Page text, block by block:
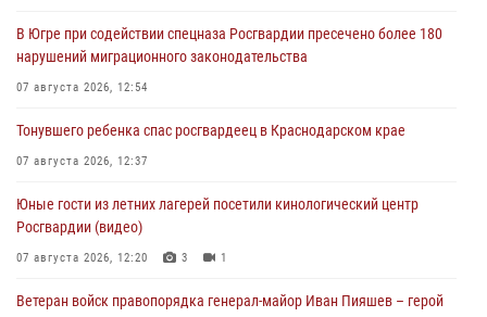
В Югре при содействии спецназа Росгвардии пресечено более 180
нарушений миграционного законодательства
07 августа 2026, 12:54
Тонувшего ребенка спас росгвардеец в Краснодарском крае
07 августа 2026, 12:37
Юные гости из летних лагерей посетили кинологический центр
Росгвардии (видео)
07 августа 2026, 12:20 3 1
Ветеран войск правопорядка генерал-майор Иван Пияшев – герой